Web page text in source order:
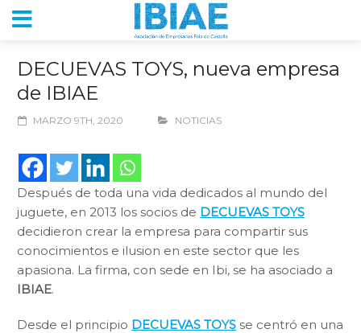
DECUEVAS TOYS, nueva empresa
de IBIAE
MARZO 9TH, 2020 NOTICIAS
Después de toda una vida dedicados al mundo del
juguete, en 2013 los socios de DECUEVAS TOYS
decidieron crear la empresa para compartir sus
conocimientos e ilusion en este sector que les
apasiona. La firma, con sede en Ibi, se ha asociado a
IBIAE.
Desde el principio DECUEVAS TOYS se centró en una